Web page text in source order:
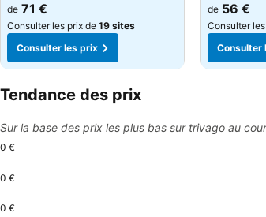
de 71 €
Consulter les prix de 19 sites
Consulter les prix
de 56 €
Consulter
Consulter
Tendance des prix
Sur la base des prix les plus bas sur trivago au
0 €
0 €
0 €